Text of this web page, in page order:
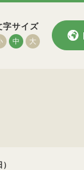
字サイズ
中 大